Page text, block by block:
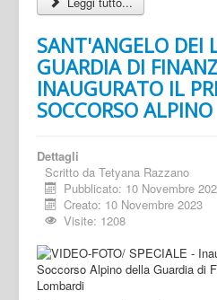
SANT'ANGELO DEI
GUARDIA DI
INAUGURATO IL
SOCCORSO ALPINO
Dettagli
Scritto da Tetyana Razzano
Pubblicato: 10 Novembre
Creato: 10 Novembre 2023
Visite: 1208